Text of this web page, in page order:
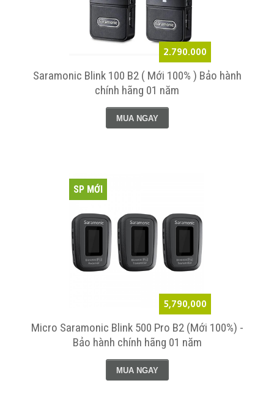
2.790.000
Saramonic Blink 100 B2 ( Mới 100% ) Bảo hành
chính hãng 01 năm
MUA NGAY
5,790,000
SP MỚI
Micro Saramonic Blink 500 Pro B2 (Mới 100%) -
Bảo hành chính hãng 01 năm
MUA NGAY